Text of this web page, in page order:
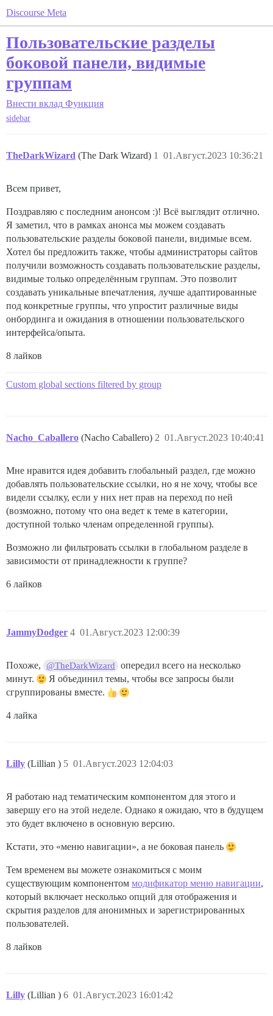
Discourse Meta
Пользовательские разделы
боковой панели, видимые
группам
Внести вклад Функция
sidebar
TheDarkWizard (The Dark Wizard) 01.Август.2023 10:36:21
1
Всем привет,
Поздравляю с последним анонсом :)! Всё выглядит отлично.
Я заметил, что в рамках анонса мы можем создавать
пользовательские разделы боковой панели, видимые всем.
Хотел бы предложить также, чтобы администраторы сайтов
получили возможность создавать пользовательские разделы,
видимые только определённым группам. Это позволит
создавать уникальные впечатления, лучше адаптированные
под конкретные группы, что упростит различные виды
онбординга и ожидания в отношении пользовательского
интерфейса/опыта.
8 лайков
Custom global sections filtered by group
Nacho_Caballero (Nacho Caballero) 01.Август.2023 10:40:41
2
Мне нравится идея добавить глобальный раздел, где можно
добавлять пользовательские ссылки, но я не хочу, чтобы все
видели ссылку, если у них нет прав на переход по ней
(возможно, потому что она ведет к теме в категории,
доступной только членам определенной группы).
Возможно ли фильтровать ссылки в глобальном разделе в
зависимости от принадлежности к группе?
6 лайков
JammyDodger 01.Август.2023 12:00:39
4
Похоже, @TheDarkWizard
опередил всего на несколько
минут.
Я объединил темы, чтобы все запросы были
сгруппированы вместе.
4 лайка
Lilly (Lillian ) 01.Август.2023 12:04:03
5
Я работаю над тематическим компонентом для этого и
завершу его на этой неделе. Однако я ожидаю, что в будущем
это будет включено в основную версию.
Кстати, это «меню навигации», а не боковая панель
Тем временем вы можете ознакомиться с моим
существующим компонентом модификатор меню навигации,
который включает несколько опций для отображения и
скрытия разделов для анонимных и зарегистрированных
пользователей.
8 лайков
Lilly (Lillian ) 01.Август.2023 16:01:42
6